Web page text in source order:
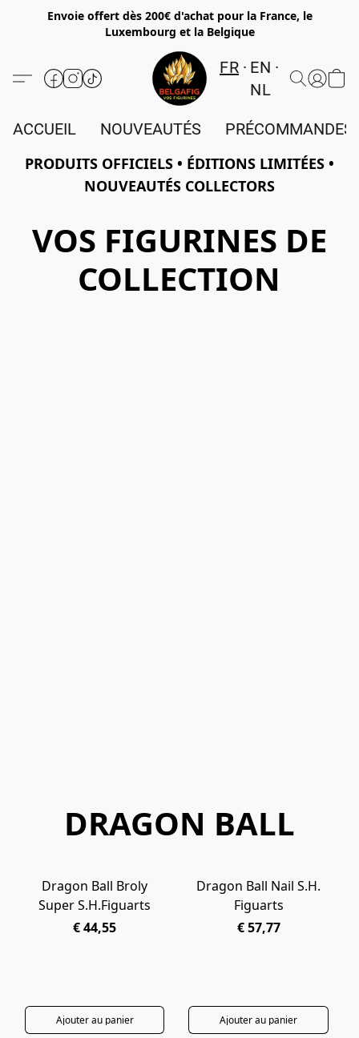
Envoie offert dès 200€ d'achat pour la France, le
Luxembourg et la Belgique
FR
EN
NL
ACCUEIL NOUVEAUTÉS
PRÉCOMMANDES
PRODUITS OFFICIELS • ÉDITIONS LIMITÉES •
NOUVEAUTÉS COLLECTORS
VOS FIGURINES DE
COLLECTION
DRAGON BALL
PRÉCOMMANDE
Dragon Ball Broly
Super S.H.Figuarts
€ 44,55
Ajouter au panier
PRÉCOMMANDE
Dragon Ball Nail S.H.
Figuarts
€ 57,77
Ajouter au panier